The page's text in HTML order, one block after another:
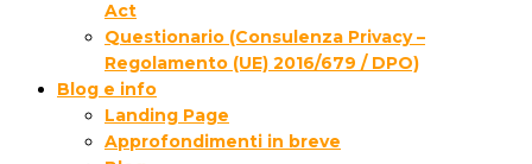
Act
Questionario (Consulenza Privacy –
Regolamento (UE) 2016/679 / DPO)
Blog e info
Landing Page
Approfondimenti in breve